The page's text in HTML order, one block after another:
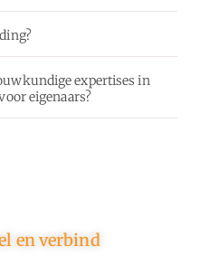
expertises in
eigenaars?
en verbind